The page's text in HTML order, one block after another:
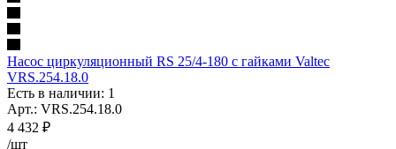
Насос циркуляционный RS 25/4-180 с гайками Valtec
VRS.254.18.0
Есть в наличии: 1
Арт.: VRS.254.18.0
4 432 ₽
/шт